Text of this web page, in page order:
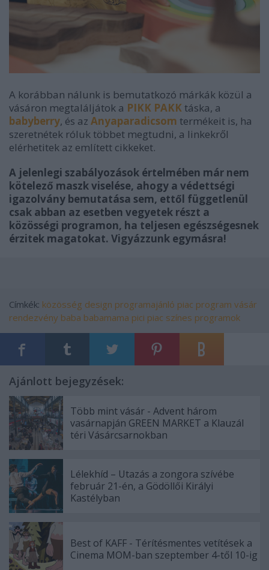
A korábban nálunk is bemutatkozó márkák közül a
vásáron megtaláljátok a PIKK PAKK táska, a
babyberry, és az Anyaparadicsom termékeit is, ha
szeretnétek róluk többet megtudni, a linkekről
elérhetitek az említett cikkeket.
A jelenlegi szabályozások értelmében már nem
kötelező maszk viselése, ahogy a védettségi
igazolvány bemutatása sem, ettől függetlenül
csak abban az esetben vegyetek részt a
közösségi programon, ha teljesen egészségesnek
érzitek magatokat. Vigyázzunk egymásra!
Címkék: közösség design programajánló piac program vásár
rendezvény baba babamama pici piac színes programok
Ajánlott bejegyzések:
Több mint vásár - Advent három
vasárnapján GREEN MARKET a Klauzál
téri Vásárcsarnokban
Lélekhíd – Utazás a zongora szívébe
február 21-én, a Gödöllői Királyi
Kastélyban
Best of KAFF - Térítésmentes vetítések a
Cinema MOM-ban szeptember 4-től 10-ig